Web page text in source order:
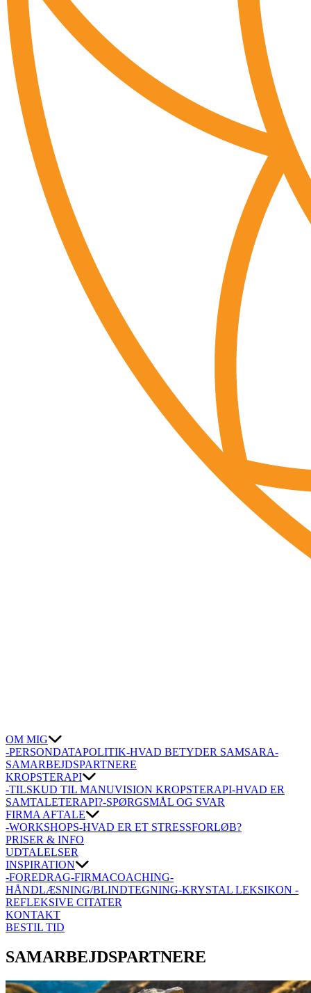
OM MIG
-PERSONDATAPOLITIK-HVAD BETYDER SAMSARA-
SAMARBEJDSPARTNERE
KROPSTERAPI
-TILSKUD TIL MANUVISION KROPSTERAPI-HVAD ER
SAMTALETERAPI?-SPØRGSMÅL OG SVAR
FIRMA AFTALE
-WORKSHOPS-HVAD ER ET STRESSFORLØB?
PRISER & INFO
UDTALELSER
INSPIRATION
-FOREDRAG-FIRMACOACHING-
HÅNDLÆSNING/BLINDTEGNING-KRYSTAL LEKSIKON -
REFLEKSIVE CITATER
KONTAKT
BESTIL TID
SAMARBEJDSPARTNERE